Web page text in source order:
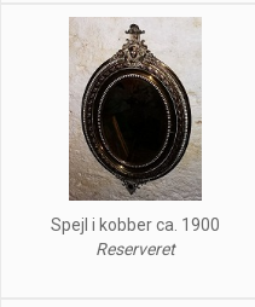
Spejl i kobber ca. 1900
Reserveret